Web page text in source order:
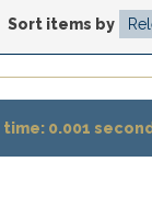
Sort items by
time: 0.001